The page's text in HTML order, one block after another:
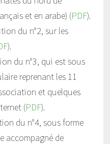
et en arabe) (PDF).
du n°2, sur les
).
du n°3, qui est sous
reprenant les 11
et quelques
(PDF).
du n°4, sous forme
accompagné de